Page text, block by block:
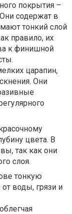
покрытия –
Они содержат в
тонкий слой
правило, их
к финишной
царапин,
Они
цвета. В
так как они
слоя.
тонкую
воды, грязи и